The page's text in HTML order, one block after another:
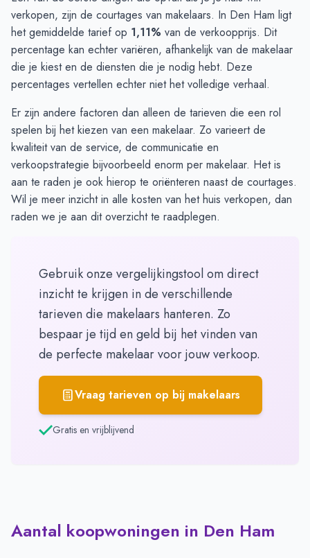
verkopen, zijn de courtages van makelaars. In Den Ham ligt
het gemiddelde tarief op 1,11% van de verkoopprijs. Dit
percentage kan echter variëren, afhankelijk van de makelaar
die je kiest en de diensten die je nodig hebt. Deze
percentages vertellen echter niet het volledige verhaal.
Er zijn andere factoren dan alleen de tarieven die een rol
spelen bij het kiezen van een makelaar. Zo varieert de
kwaliteit van de service, de communicatie en
verkoopstrategie bijvoorbeeld enorm per makelaar. Het is
aan te raden je ook hierop te oriënteren naast de courtages.
Wil je meer inzicht in alle kosten van het huis verkopen, dan
raden we je aan dit overzicht te raadplegen.
Gebruik onze vergelijkingstool om direct
inzicht te krijgen in de verschillende
tarieven die makelaars hanteren. Zo
bespaar je tijd en geld bij het vinden van
de perfecte makelaar voor jouw verkoop.
Vraag tarieven op bij makelaars
Gratis en vrijblijvend
Aantal koopwoningen in Den Ham